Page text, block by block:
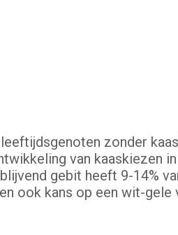
zonder
van kaaskiezen
gebit heeft 9-14%
ook kans op een wit-